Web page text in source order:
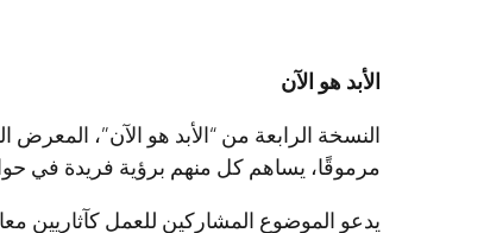
الأبد هو الآن
النسخة الرابعة من “الأبد هو الآن”،
مرموقًا، يساهم كل منهم برؤية فريدة في
يدعو الموضوع المشاركين للعمل كآثاريين